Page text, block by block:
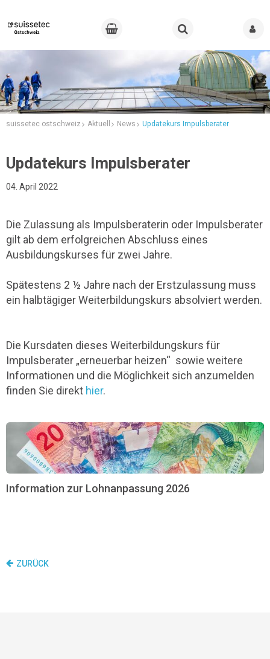
suissetec ostschweiz Aktuell News Updatekurs Impulsberater
Updatekurs Impulsberater
04. April 2022
Die Zulassung als Impulsberaterin oder Impulsberater
gilt ab dem erfolgreichen Abschluss eines
Ausbildungskurses für zwei Jahre.
Spätestens 2 ½ Jahre nach der Erstzulassung muss
ein halbtägiger Weiterbildungskurs absolviert werden.
Die Kursdaten dieses Weiterbildungskurs für
Impulsberater „erneuerbar heizen“ sowie weitere
Informationen und die Möglichkeit sich anzumelden
finden Sie direkt hier.
Information zur Lohnanpassung 2026
ZURÜCK